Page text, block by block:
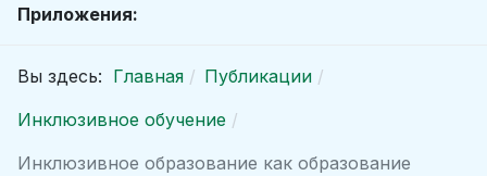
Приложения:
Вы здесь: Главная
Публикации
Инклюзивное обучение
Инклюзивное образование как образование